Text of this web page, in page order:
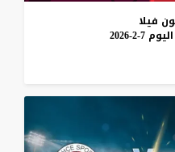
فيلا
اليوم 7-2-2026